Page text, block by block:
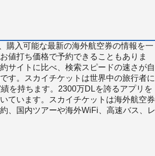
購入可能な最新の海外航空券の情報を一
値打ち価格で予約できることもありま
サイトに比べ、検索スピードの速さが自
す。スカイチケットは世界中の旅行者に
を持ちます。2300万DLを誇るアプリを
ています。スカイチケットは海外航空券
、国内ツアーや海外WiFi、高速バス、レ